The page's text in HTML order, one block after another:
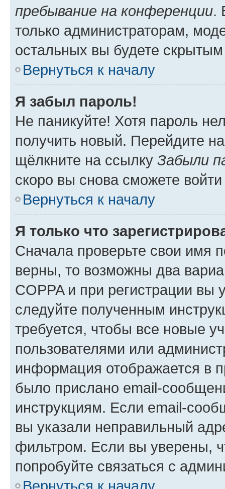
пребывание на конференции.
только администраторам,
остальных вы будете
Вернуться к началу
Я забыл пароль!
Не паникуйте! Хотя пароль
получить новый. Перейдите
щёлкните на ссылку Забыли
скоро вы снова сможете
Вернуться к началу
Я только что
Сначала проверьте свои имя
верны, то возможны два
COPPA и при регистрации вы
следуйте полученным
требуется, чтобы все новые
пользователями или
информация отображается в
было прислано email-
инструкциям. Если email-
вы указали неправильный
фильтром. Если вы уверены,
попробуйте связаться с
Вернуться к началу